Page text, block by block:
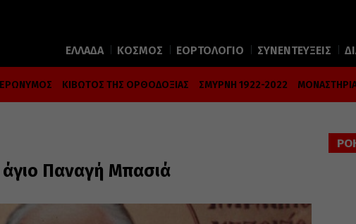
ΕΛΛΑΔΑ ΚΟΣΜΟΣ ΕΟΡΤΟΛΟΓΙΟ ΣΥΝΕΝΤΕΥΞΕΙΣ
ΚΙΒΩΤΟΣ ΤΗΣ ΟΡΘΟΔΟΞΙΑΣ ΣΜΥΡΝΗ 1922-2022
άγιο Παναγή Μπασιά